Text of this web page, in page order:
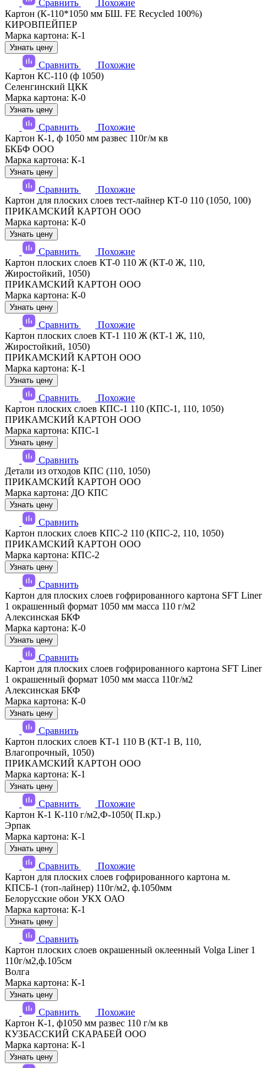
Сравнить
Похожие
Картон (К-110*1050 мм БШ. FE Recycled 100%)
КИРОВПЕЙПЕР
Марка картона: К-1
Узнать цену
Сравнить
Похожие
Картон КС-110 (ф 1050)
Селенгинский ЦКК
Марка картона: К-0
Узнать цену
Сравнить
Похожие
Картон К-1, ф 1050 мм развес 110г/м кв
БКБФ ООО
Марка картона: К-1
Узнать цену
Сравнить
Похожие
Картон для плоских слоев тест-лайнер КТ-0 110 (1050, 100)
ПРИКАМСКИЙ КАРТОН ООО
Марка картона: К-0
Узнать цену
Сравнить
Похожие
Картон плоских слоев КТ-0 110 Ж (КТ-0 Ж, 110,
Жиростойкий, 1050)
ПРИКАМСКИЙ КАРТОН ООО
Марка картона: К-0
Узнать цену
Сравнить
Похожие
Картон плоских слоев КТ-1 110 Ж (КТ-1 Ж, 110,
Жиростойкий, 1050)
ПРИКАМСКИЙ КАРТОН ООО
Марка картона: К-1
Узнать цену
Сравнить
Похожие
Картон плоских слоев КПС-1 110 (КПС-1, 110, 1050)
ПРИКАМСКИЙ КАРТОН ООО
Марка картона: КПС-1
Узнать цену
Сравнить
Детали из отходов КПС (110, 1050)
ПРИКАМСКИЙ КАРТОН ООО
Марка картона: ДО КПС
Узнать цену
Сравнить
Картон плоских слоев КПС-2 110 (КПС-2, 110, 1050)
ПРИКАМСКИЙ КАРТОН ООО
Марка картона: КПС-2
Узнать цену
Сравнить
Картон для плоских слоев гофрированного картона SFT Liner
1 окрашенный формат 1050 мм масса 110 г/м2
Алексинская БКФ
Марка картона: К-0
Узнать цену
Сравнить
Картон для плоских слоев гофрированного картона SFT Liner
1 окрашенный формат 1050 мм масса 110г/м2
Алексинская БКФ
Марка картона: К-0
Узнать цену
Сравнить
Картон плоских слоев КТ-1 110 В (КТ-1 В, 110,
Влагопрочный, 1050)
ПРИКАМСКИЙ КАРТОН ООО
Марка картона: К-1
Узнать цену
Сравнить
Похожие
Картон К-1 К-110 г/м2,Ф-1050( П.кр.)
Эрпак
Марка картона: К-1
Узнать цену
Сравнить
Похожие
Картон для плоских слоев гофрированного картона м.
КПСБ-1 (топ-лайнер) 110г/м2, ф.1050мм
Белорусские обои УКХ ОАО
Марка картона: К-1
Узнать цену
Сравнить
Картон плоских слоев окрашенный оклеенный Volga Liner 1
110г/м2,ф.105см
Волга
Марка картона: К-1
Узнать цену
Сравнить
Похожие
Картон К-1, ф1050 мм развес 110 г/м кв
КУЗБАССКИЙ СКАРАБЕЙ ООО
Марка картона: К-1
Узнать цену